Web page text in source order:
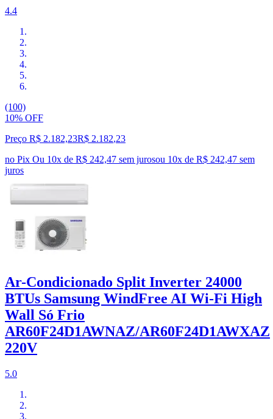
4.4
(100)
10% OFF
Preço R$ 2.182,23R$ 2.182,23
no Pix Ou 10x de R$ 242,47 sem jurosou 10x de R$ 242,47 sem
juros
Ar-Condicionado Split Inverter 24000
BTUs Samsung WindFree AI Wi-Fi High
Wall Só Frio
AR60F24D1AWNAZ/AR60F24D1AWXAZ
220V
5.0